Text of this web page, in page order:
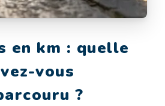
en km : quelle
vous
?